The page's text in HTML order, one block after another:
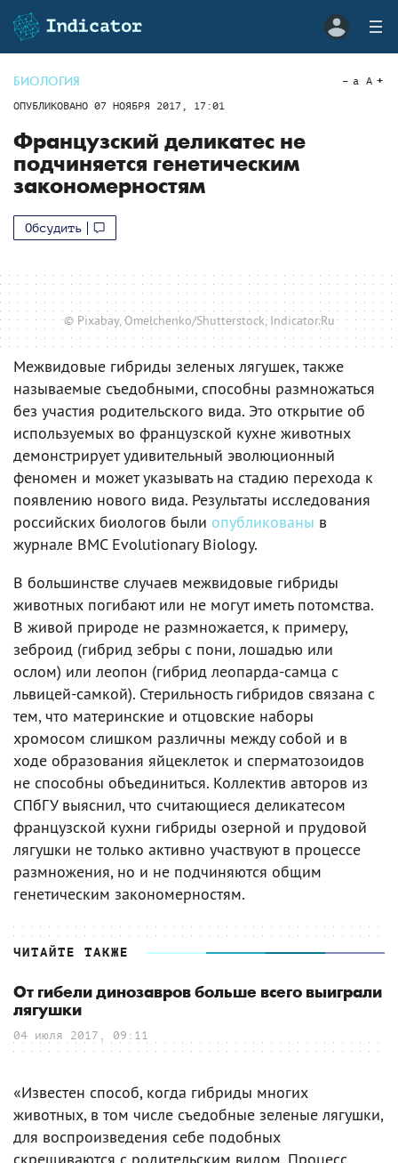
БИОЛОГИЯ
ОПУБЛИКОВАНО 07 НОЯБРЯ 2017, 17:01
a A
Французский деликатес не
подчиняется генетическим
закономерностям
Обсудить
© Pixabay, Omelchenko/Shutterstock, Indicator.Ru
Межвидовые гибриды зеленых лягушек, также
называемые съедобными, способны размножаться
без участия родительского вида. Это открытие об
используемых во французской кухне животных
демонстрирует удивительный эволюционный
феномен и может указывать на стадию перехода к
появлению нового вида. Результаты исследования
российских биологов были опубликованы в
журнале BMC Evolutionary Biology.
В большинстве случаев межвидовые гибриды
животных погибают или не могут иметь потомства.
В живой природе не размножается, к примеру,
зеброид (гибрид зебры с пони, лошадью или
ослом) или леопон (гибрид леопарда-самца с
львицей-самкой). Стерильность гибридов связана с
тем, что материнские и отцовские наборы
хромосом слишком различны между собой и в
ходе образования яйцеклеток и сперматозоидов
не способны объединиться. Коллектив авторов из
СПбГУ выяснил, что считающиеся деликатесом
французской кухни гибриды озерной и прудовой
лягушки не только активно участвуют в процессе
размножения, но и не подчиняются общим
генетическим закономерностям.
ЧИТАЙТЕ ТАКЖЕ
От гибели динозавров больше всего выиграли
лягушки
04 июля 2017, 09:11
«Известен способ, когда гибриды многих
животных, в том числе съедобные зеленые лягушки,
для воспроизведения себе подобных
скрещиваются с родительским видом. Процесс